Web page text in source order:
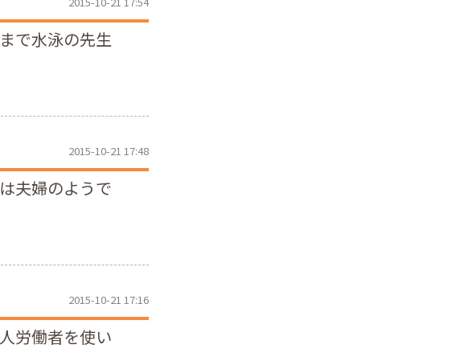
で水泳の先生
2015-10-21 17:48
夫婦のようで
2015-10-21 17:16
労働者を使い